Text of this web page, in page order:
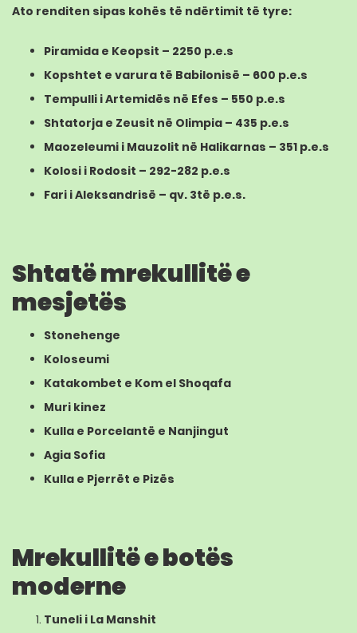
Ato renditen sipas kohës të ndërtimit të tyre:
Piramida e Keopsit – 2250 p.e.s
Kopshtet e varura të Babilonisë – 600 p.e.s
Tempulli i Artemidës në Efes – 550 p.e.s
Shtatorja e Zeusit në Olimpia – 435 p.e.s
Maozeleumi i Mauzolit në Halikarnas – 351 p.e.s
Kolosi i Rodosit – 292-282 p.e.s
Fari i Aleksandrisë – qv. 3të p.e.s.
Shtatë mrekullitë e
mesjetës
Stonehenge
Koloseumi
Katakombet e Kom el Shoqafa
Muri kinez
Kulla e Porcelantë e Nanjingut
Agia Sofia
Kulla e Pjerrët e Pizës
Mrekullitë e botës
moderne
Tuneli i La Manshit